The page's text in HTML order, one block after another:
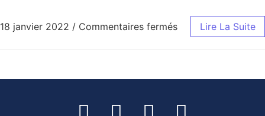
18 janvier 2022 / Commentaires fermés Lire La Suite